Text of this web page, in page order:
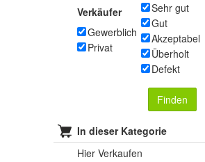
Verkäufer
Gewerblich
Privat
Sehr gut
Gut
Akzeptabel
Überholt
Defekt
Finden
In dieser Kategorie
Hier Verkaufen